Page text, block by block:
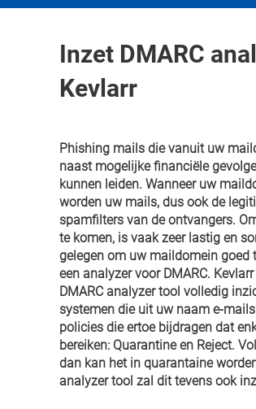
Inzet DMARC
Kevlarr
Phishing mails die vanuit uw
naast mogelijke financiële
kunnen leiden. Wanneer uw
worden uw mails, dus ook de
spamfilters van de ontvangers.
te komen, is vaak zeer lastig en
gelegen om uw maildomein goed
een analyzer voor DMARC.
DMARC analyzer tool volledig
systemen die uit uw naam e-
policies die ertoe bijdragen dat
bereiken: Quarantine en Reject.
dan kan het in quarantaine
analyzer tool zal dit tevens ook